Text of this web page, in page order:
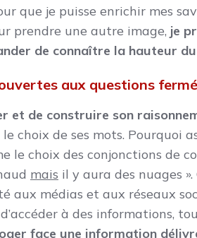
que je puisse enrichir mes
prendre une autre image, je
de connaître la hauteur
aux questions
et de construire son
choix de ses mots. Pourquoi
le choix des conjonctions de
mais il y aura des nuages
aux médias et aux réseaux
à des informations,
face une information